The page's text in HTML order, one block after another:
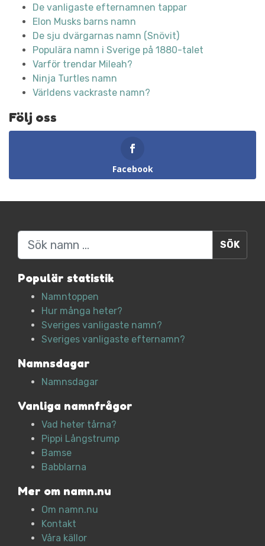
De vanligaste efternamnen tappar
Elon Musks barns namn
De sju dvärgarnas namn (Snövit)
Populära namn i Sverige på 1880-talet
Varför trendar Mileah?
Ninja Turtles namn
Världens vackraste namn?
Följ oss
Facebook
Sök
Populär statistik
Namntoppen
Hur många heter?
Sveriges vanligaste namn?
Sveriges vanligaste efternamn?
Namnsdagar
Namnsdagar
Vanliga namnfrågor
Vad heter tårna?
Pippi Långstrump
Bamse
Babblarna
Mer om namn.nu
Om namn.nu
Kontakt
Våra källor